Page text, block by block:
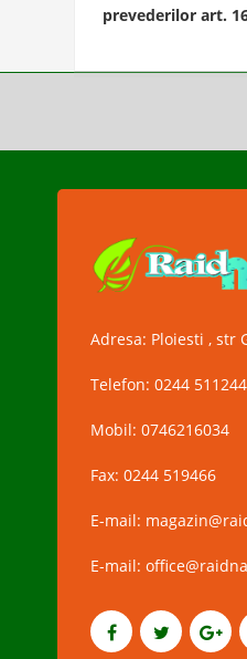
prevederilor art.
Adresa: Ploiesti , str
Telefon: 0244 511244
Mobil: 0746216034
Fax: 0244 519466
E-mail:
E-mail: